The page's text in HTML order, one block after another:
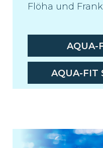
Flöha und
AQUA-
AQUA-FIT